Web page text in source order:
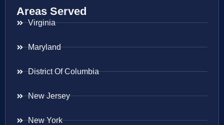
Areas Served
Virginia
Maryland
District Of Columbia
New Jersey
New York